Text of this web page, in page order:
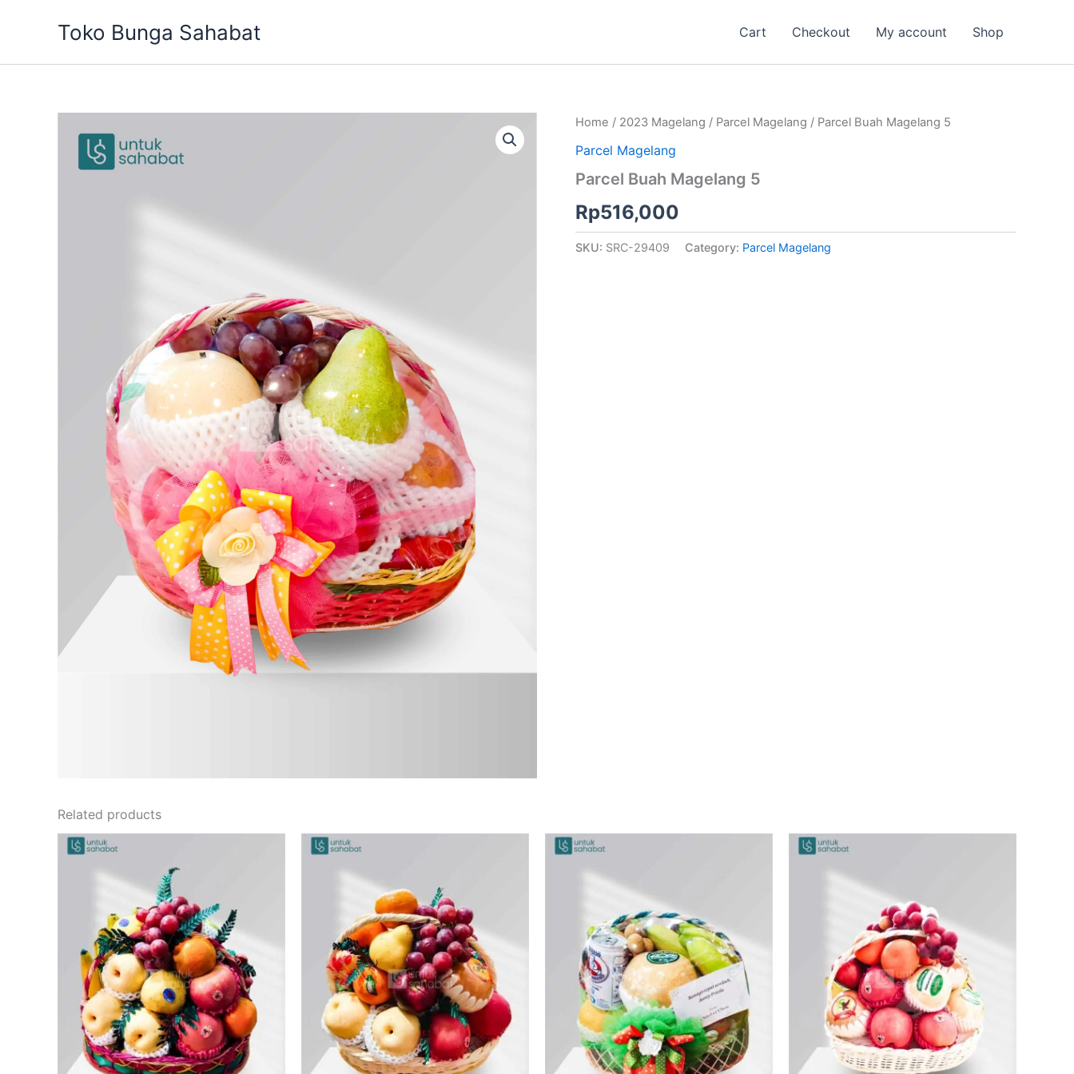
Toko Bunga Sahabat Cart Checkout My account Shop
Home / 2023 Magelang / Parcel Magelang / Parcel Buah Magelang 5
Parcel Magelang
Parcel Buah Magelang 5
Rp516,000
SKU: SRC-29409 Category: Parcel Magelang
Related products